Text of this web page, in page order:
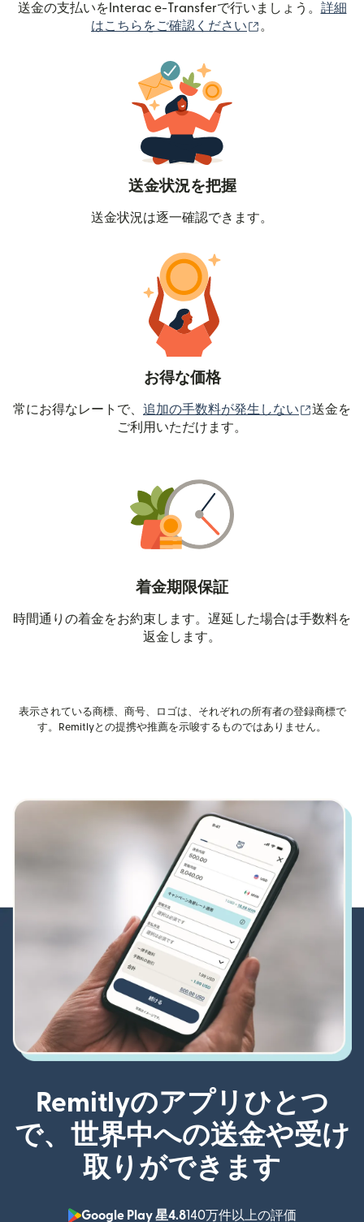
送金の支払いをInterac e-Transferで行いましょう。 詳細
はこちらをご確認ください
。
送金状況を把握
送金状況は逐一確認できます。
お得な価格
常にお得なレートで、 追加の手数料が発生しない （別ウ
送金を
ご利用いただけます。
着金期限保証
時間通りの着金をお約束します。遅延した場合は手数料を
返金します。
表示されている商標、商号、ロゴは、それぞれの所有者の登録商標で
す。Remitlyとの提携や推薦を示唆するものではありません。
Remitlyのアプリひとつ
で、世界中への送金や受け
取りができます
Google Play 星4.8140万件以上の評価